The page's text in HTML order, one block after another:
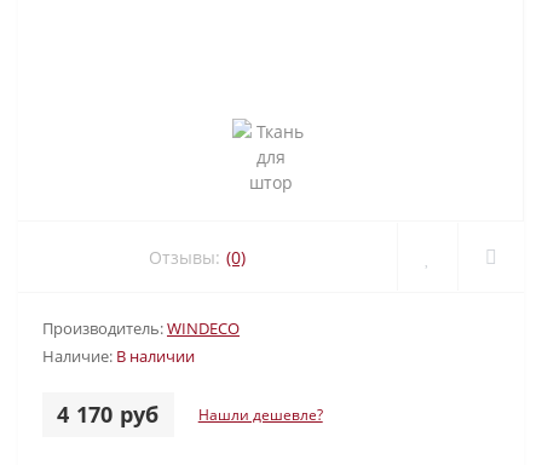
Отзывы: (0)
Производитель:WINDECO
Наличие: В наличии
4 170 руб Нашли дешевле?